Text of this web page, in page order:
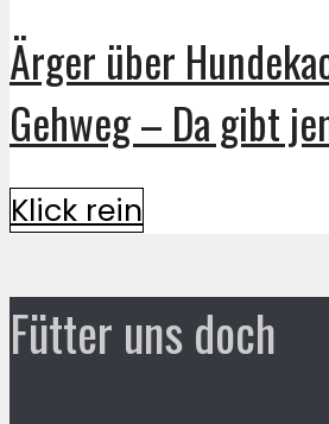
Ärger über
Gehweg – Da gibt
Klick rein
Fütter uns doch